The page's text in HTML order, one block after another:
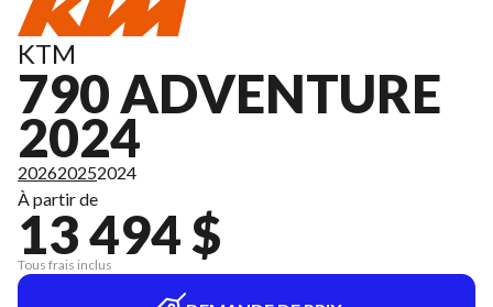
KTM
790 ADVENTURE
2024
202620252024
À partir de
13 494 $
Tous frais inclus